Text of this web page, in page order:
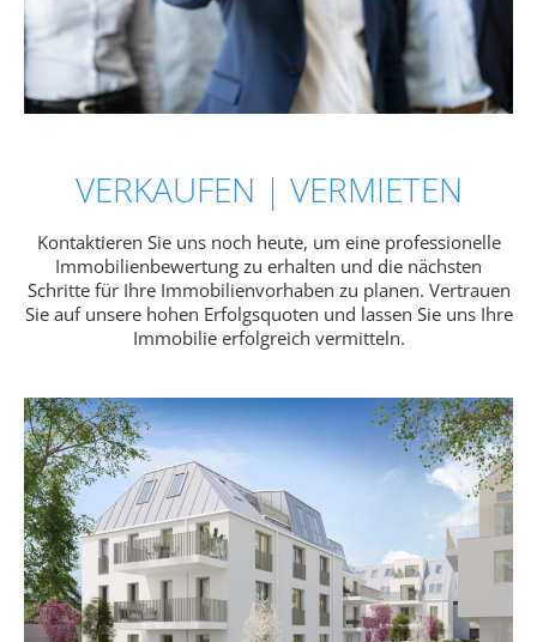
VERKAUFEN | VERMIETEN​
Kontaktieren Sie uns noch heute, um eine professionelle
Immobilienbewertung zu erhalten und die nächsten
Schritte für Ihre Immobilienvorhaben zu planen. Vertrauen
Sie auf unsere hohen Erfolgsquoten und lassen Sie uns Ihre
Immobilie erfolgreich vermitteln.